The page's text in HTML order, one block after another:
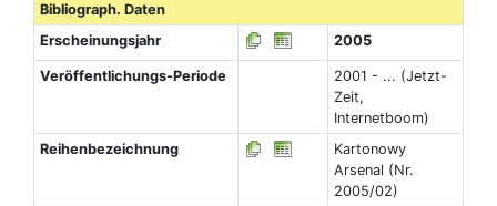
Bibliograph. Daten
Erscheinungsjahr
2005
Veröffentlichungs-Periode
2001 - ... (Jetzt-
Zeit,
Internetboom)
Reihenbezeichnung
Kartonowy
Arsenal (Nr.
2005/02)